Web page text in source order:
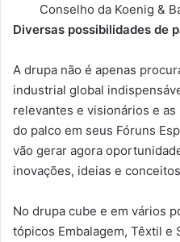
Conselho da Koenig &
Diversas possibilidades de
A drupa não é apenas
industrial global
relevantes e visionários e
do palco em seus Fóruns
vão gerar agora
inovações, ideias e
No drupa cube e em vários
tópicos Embalagem, Têxtil e